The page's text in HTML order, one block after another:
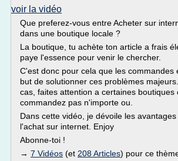
voir la vidéo
Que preferez-vous entre Acheter sur
dans une boutique locale ?
La boutique, tu achète ton article a frais
paye l'essence pour venir le chercher.
C'est donc pour cela que les commandes
but de solutionner ces problèmes
cas, faites attention a certaines boutiques
commandez pas n'importe ou.
Dans cette vidéo, je dévoile les
l'achat sur internet. Enjoy
Abonne-toi !
→ 7 Vidéos (et 208 Articles) pour ce